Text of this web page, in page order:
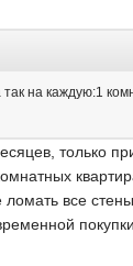
так на каждую:1
только
все стены